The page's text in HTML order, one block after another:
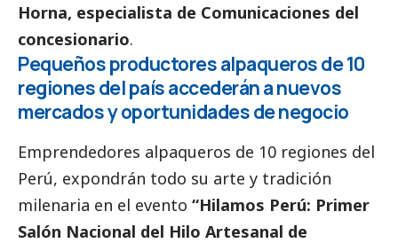
Horna, especialista de Comunicaciones del
concesionario.
Pequeños productores alpaqueros de 10
regiones del país accederán a nuevos
mercados y oportunidades de negocio
Emprendedores alpaqueros de 10 regiones del
Perú, expondrán todo su arte y tradición
milenaria en el evento “Hilamos Perú: Primer
Salón Nacional del Hilo Artesanal de